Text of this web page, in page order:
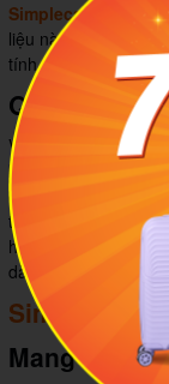
Simplecarry
có
liệu này còn giúp
tính chất chống tia
Quai đeo và
Về mặt sau của
kỹ thuật gấp mép
dài – thu ngắn dây
trên quai đeo tiện lợi
hơi nhanh
tạo cảm
dài cho người sử
Simplecarry
Mang đồ